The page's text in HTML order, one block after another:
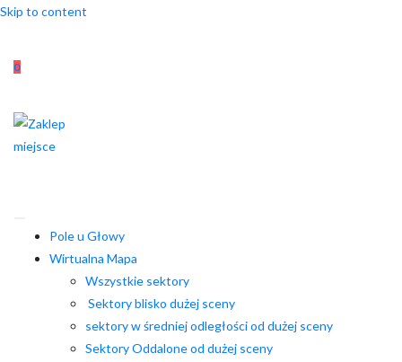
Skip to content
0
Pole u Głowy
Wirtualna Mapa
Wszystkie sektory
Sektory blisko dużej sceny
sektory w średniej odległości od dużej sceny
Sektory Oddalone od dużej sceny